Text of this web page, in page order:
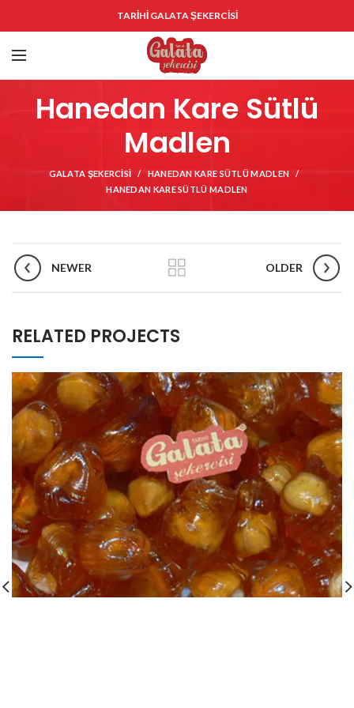
TARİHİ GALATA ŞEKERCİSİ
Hanedan Kare Sütlü
Madlen
GALATA ŞEKERCISI
HANEDAN KARE SÜTLÜ MADLEN
HANEDAN KARE SÜTLÜ MADLEN
NEWER OLDER
RELATED PROJECTS